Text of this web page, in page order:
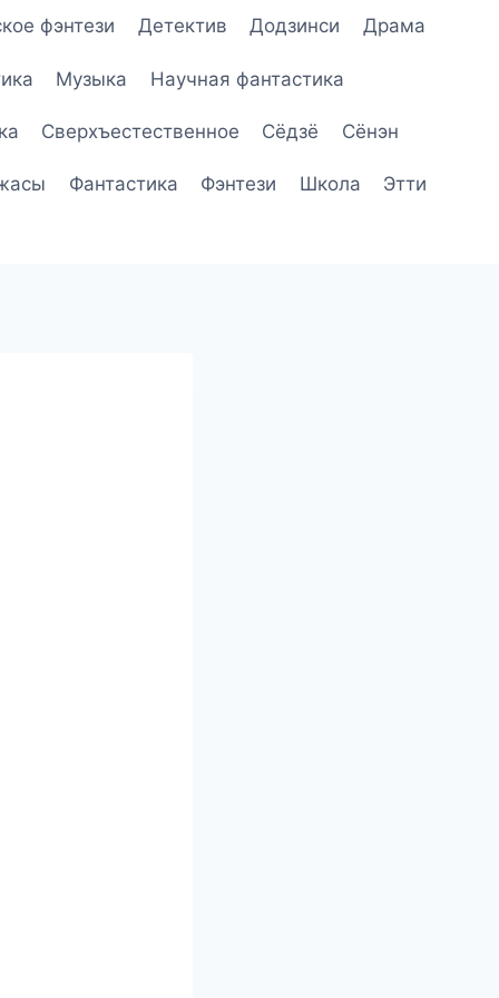
фэнтези Детектив Додзинси Драма
Музыка Научная фантастика
Сверхъестественное Сёдзё Сёнэн
Фантастика Фэнтези Школа Этти